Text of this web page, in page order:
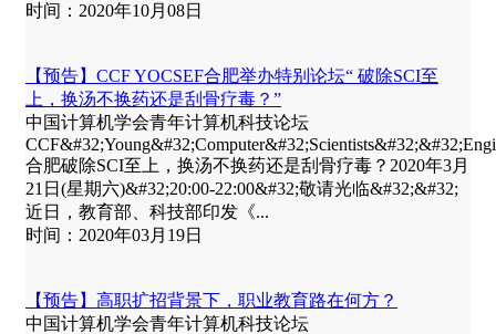
时间：2020年10月08日
【预告】CCF YOCSEF合肥举办特别论坛“ 破除SCI至
上，换汤不换药还是刮骨疗毒？”
中国计算机学会青年计算机科技论坛
合肥破除SCI至上，换汤不换药还是刮骨疗毒？2020年3月
21日(星期六)&#32;20:00-22:00&#32;敬请光临&#32;&#32;
近日，教育部、科技部印发《...
时间：2020年03月19日
【预告】高职扩招背景下，职业教育路在何方？
中国计算机学会青年计算机科技论坛